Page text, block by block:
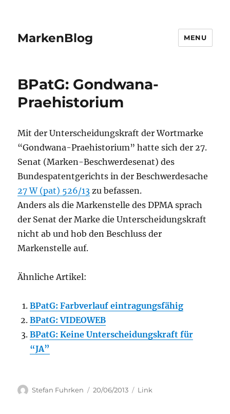
MarkenBlog MENU
BPatG: Gondwana-
Praehistorium
Mit der Unterscheidungskraft der Wortmarke
“Gondwana-Praehistorium” hatte sich der 27.
Senat (Marken-Beschwerdesenat) des
Bundespatentgerichts in der Beschwerdesache
27 W (pat) 526/13 zu befassen.
Anders als die Markenstelle des DPMA sprach
der Senat der Marke die Unterscheidungskraft
nicht ab und hob den Beschluss der
Markenstelle auf.
Ähnliche Artikel:
BPatG: Farbverlauf eintragungsfähig
BPatG: VIDEOWEB
BPatG: Keine Unterscheidungskraft für
“JA”
Author
Stefan Fuhrken
Posted
20/06/2013 Categories
Link